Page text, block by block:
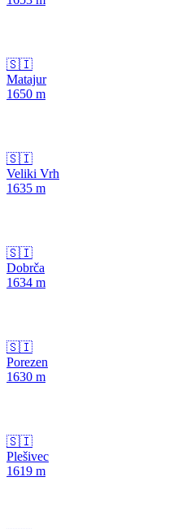
🇸🇮
Matajur
1650 m
🇸🇮
Veliki Vrh
1635 m
🇸🇮
Dobrča
1634 m
🇸🇮
Porezen
1630 m
🇸🇮
Plešivec
1619 m